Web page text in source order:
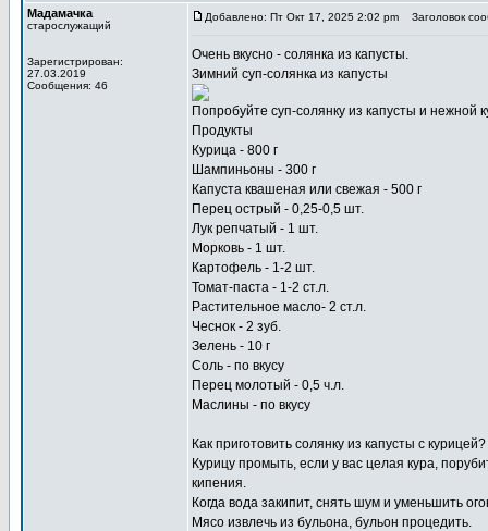
Мадамачка
старослужащий
Зарегистрирован:
27.03.2019
Сообщения: 46
Добавлено: Пт Окт 17, 2025 2:02 pm Заголовок
Очень вкусно - солянка из капусты.
Зимний суп-солянка из капусты
Попробуйте суп-солянку из капусты и нежной
Продукты
Курица - 800 г
Шампиньоны - 300 г
Капуста квашеная или свежая - 500 г
Перец острый - 0,25-0,5 шт.
Лук репчатый - 1 шт.
Морковь - 1 шт.
Картофель - 1-2 шт.
Томат-паста - 1-2 ст.л.
Растительное масло- 2 ст.л.
Чеснок - 2 зуб.
Зелень - 10 г
Соль - по вкусу
Перец молотый - 0,5 ч.л.
Маслины - по вкусу
Как приготовить солянку из капусты с
Курицу промыть, если у вас целая кура,
кипения.
Когда вода закипит, снять шум и уменьшить
Мясо извлечь из бульона, бульон процедить.